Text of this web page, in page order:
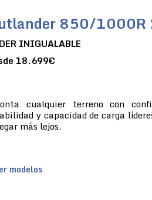
850/
INIGUALABLE
18.699€
cualquier terreno con
y capacidad de carga
más lejos.
modelos